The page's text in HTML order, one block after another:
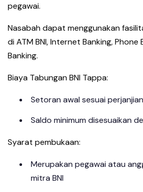
pegawai.
Nasabah dapat menggunakan
di ATM BNI, Internet Banking, Phone
Banking.
Biaya Tabungan BNI Tappa:
Setoran awal sesuai
Saldo minimum disesuaikan
Syarat pembukaan:
Merupakan pegawai atau
mitra BNI